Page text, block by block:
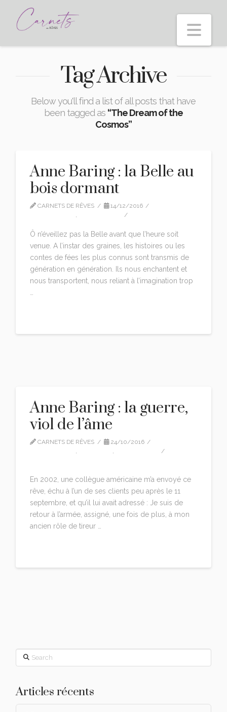
Tag Archive
Below you'll find a list of all posts that have
been tagged as “The Dream of the
Cosmos”
Anne Baring : la Belle au
bois dormant
CARNETS DE RÊVES
14/12/2016
,
Ô n’éveillez pas la Belle avant que l’heure soit
venue. A l’instar des graines, les histoires ou les
contes de fées les plus connus sont transmis de
génération en génération. Ils nous enchantent et
nous transportent, nous reliant à l’imagination trop
Anne Baring : la guerre,
viol de l’âme
CARNETS DE RÊVES
24/10/2016
, ,
En 2002, une collègue américaine m’a envoyé ce
rêve, échu à l’un de ses clients peu après le 11
septembre, et qu’il lui avait adressé : Je suis de
retour à l’armée, assigné, une fois de plus, à mon
ancien rôle de tireur …
Search
Articles récents